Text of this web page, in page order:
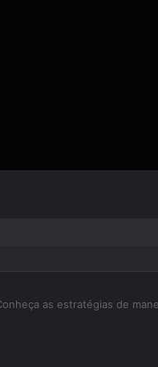
do que gestores
as estratégias de